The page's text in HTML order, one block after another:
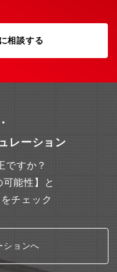
相談する
レーション
ですか？
能性】と
チェック
ションへ